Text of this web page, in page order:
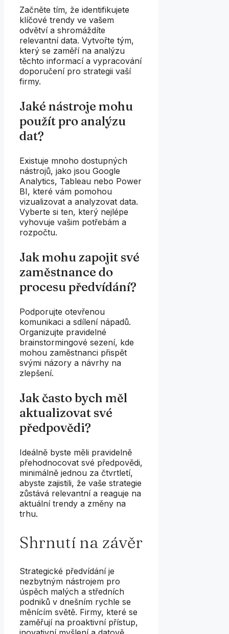
Začněte tím, že identifikujete
klíčové trendy ve vašem
odvětví a shromáždíte
relevantní data. Vytvořte tým,
který se zaměří na analýzu
těchto informací a vypracování
doporučení pro strategii vaší
firmy.
Jaké nástroje mohu
použít pro analýzu
dat?
Existuje mnoho dostupných
nástrojů, jako jsou Google
Analytics, Tableau nebo Power
BI, které vám pomohou
vizualizovat a analyzovat data.
Vyberte si ten, který nejlépe
vyhovuje vašim potřebám a
rozpočtu.
Jak mohu zapojit své
zaměstnance do
procesu předvídání?
Podporujte otevřenou
komunikaci a sdílení nápadů.
Organizujte pravidelné
brainstormingové sezení, kde
mohou zaměstnanci přispět
svými názory a návrhy na
zlepšení.
Jak často bych měl
aktualizovat své
předpovědi?
Ideálně byste měli pravidelně
přehodnocovat své předpovědi,
minimálně jednou za čtvrtletí,
abyste zajistili, že vaše strategie
zůstává relevantní a reaguje na
aktuální trendy a změny na
trhu.
Shrnutí na závěr
Strategické předvídání je
nezbytným nástrojem pro
úspěch malých a středních
podniků v dnešním rychle se
měnícím světě. Firmy, které se
zaměřují na proaktivní přístup,